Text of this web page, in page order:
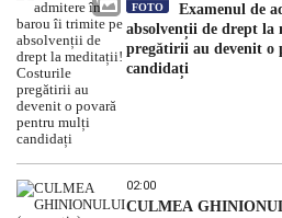
FOTO
Examenul de
absolvenții de drept
pregătirii au devenit o
candidați
02:00
CULMEA